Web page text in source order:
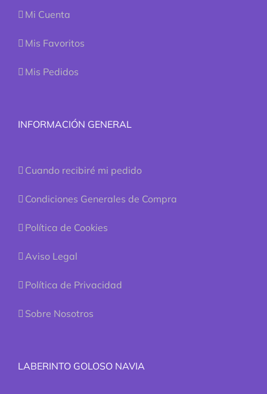
Mi Cuenta
Mis Favoritos
Mis Pedidos
INFORMACIÓN GENERAL
Cuando recibiré mi pedido
Condiciones Generales de Compra
Política de Cookies
Aviso Legal
Política de Privacidad
Sobre Nosotros
LABERINTO GOLOSO NAVIA